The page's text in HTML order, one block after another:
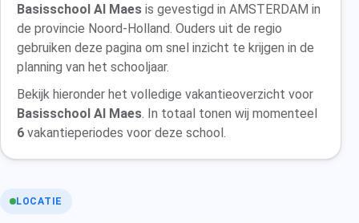
Basisschool Al Maes is gevestigd in AMSTERDAM in
de provincie Noord-Holland. Ouders uit de regio
gebruiken deze pagina om snel inzicht te krijgen in de
planning van het schooljaar.
Bekijk hieronder het volledige vakantieoverzicht voor
Basisschool Al Maes. In totaal tonen wij momenteel
6 vakantieperiodes voor deze school.
LOCATIE